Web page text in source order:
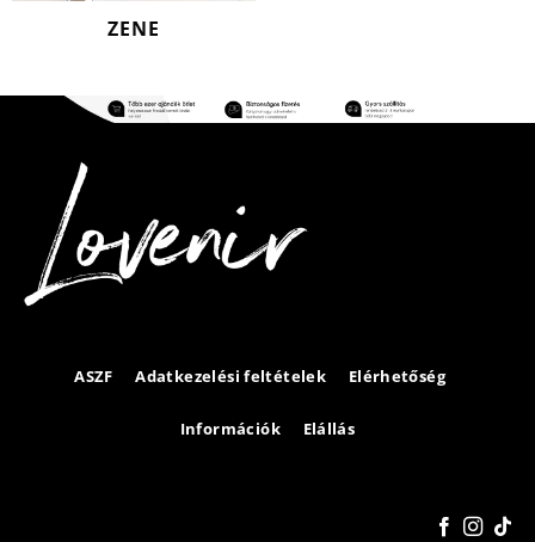
ZENE
ASZF Adatkezelési feltételek Elérhetőség
Információk Elállás